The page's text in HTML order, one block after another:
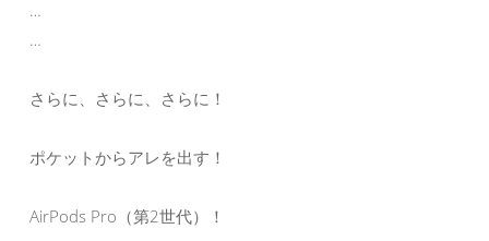
…
…
さらに、さらに、さらに！
ポケットからアレを出す！
AirPods Pro（第2世代）！